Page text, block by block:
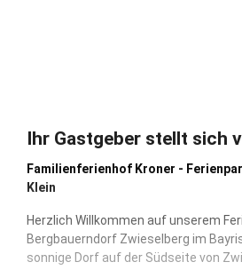
Ihr Gastgeber stellt sich
Familienferienhof Kroner -
Klein
Herzlich Willkommen auf unserem
Bergbauerndorf Zwieselberg im
sonnige Dorf auf der Südseite von